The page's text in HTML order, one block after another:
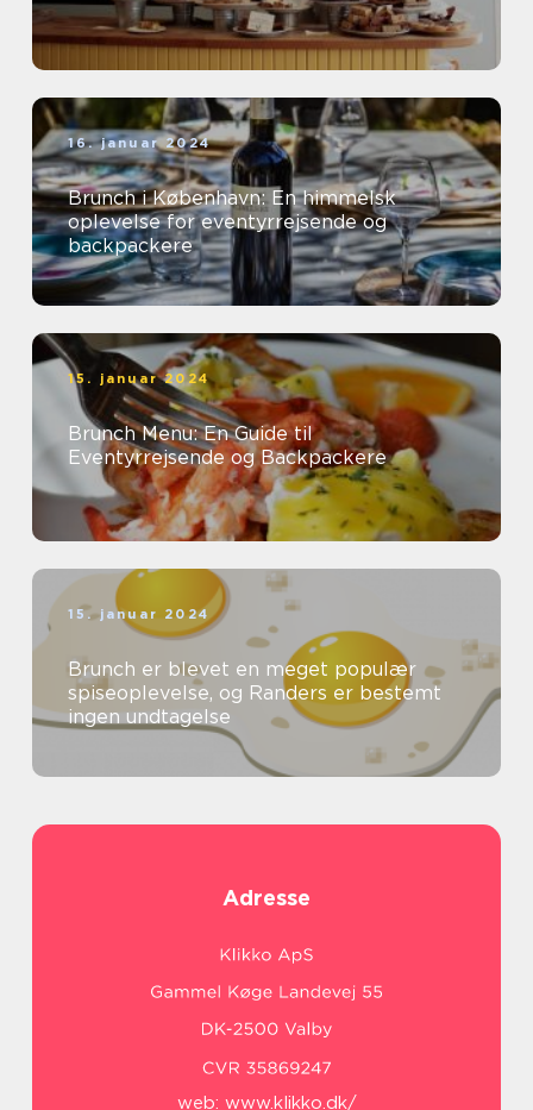
16. januar 2024
Brunch i København: En himmelsk
oplevelse for eventyrrejsende og
backpackere
15. januar 2024
Brunch Menu: En Guide til
Eventyrrejsende og Backpackere
15. januar 2024
Brunch er blevet en meget populær
spiseoplevelse, og Randers er bestemt
ingen undtagelse
Adresse
web: www.klikko.dk/